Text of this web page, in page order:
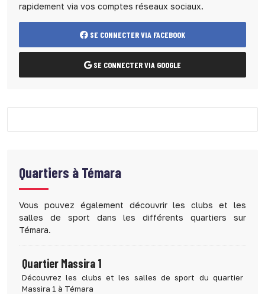
rapidement via vos comptes réseaux sociaux.
SE CONNECTER VIA FACEBOOK
SE CONNECTER VIA GOOGLE
Quartiers à Témara
Vous pouvez également découvrir les clubs et les
salles de sport dans les différents quartiers sur
Témara.
Quartier Massira 1
Découvrez les clubs et les salles de sport du quartier
Massira 1 à Témara